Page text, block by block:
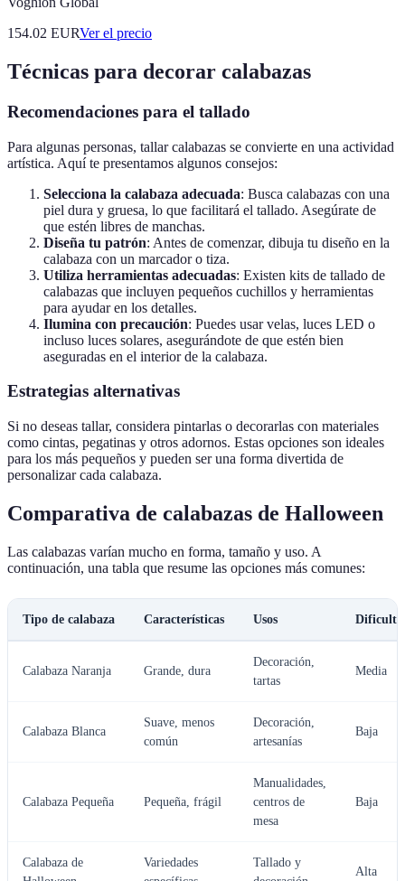
154.02 EURVer el precio
Técnicas para decorar calabazas
Recomendaciones para el tallado
Para algunas personas, tallar calabazas se convierte en una actividad
artística. Aquí te presentamos algunos consejos:
Selecciona la calabaza adecuada: Busca calabazas con una
piel dura y gruesa, lo que facilitará el tallado. Asegúrate de
que estén libres de manchas.
Diseña tu patrón: Antes de comenzar, dibuja tu diseño en la
calabaza con un marcador o tiza.
Utiliza herramientas adecuadas: Existen kits de tallado de
calabazas que incluyen pequeños cuchillos y herramientas
para ayudar en los detalles.
Ilumina con precaución: Puedes usar velas, luces LED o
incluso luces solares, asegurándote de que estén bien
aseguradas en el interior de la calabaza.
Estrategias alternativas
Si no deseas tallar, considera pintarlas o decorarlas con materiales
como cintas, pegatinas y otros adornos. Estas opciones son ideales
para los más pequeños y pueden ser una forma divertida de
personalizar cada calabaza.
Comparativa de calabazas de Halloween
Las calabazas varían mucho en forma, tamaño y uso. A
continuación, una tabla que resume las opciones más comunes:
Tipo de calabaza Características Usos
Calabaza Naranja Grande, dura
Decoración,
tartas
Media
Calabaza Blanca
Suave, menos
común
Decoración,
artesanías
Baja
Calabaza Pequeña Pequeña, frágil
Manualidades,
centros de
mesa
Baja
Calabaza de
Variedades
Tallado y
Alta